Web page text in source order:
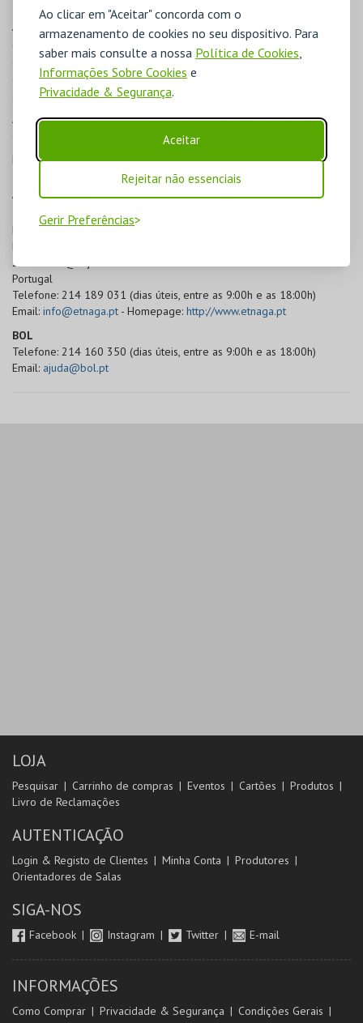
Ao clicar em "Aceitar" concorda com o
armazenamento de cookies no seu dispositivo. Para
saber mais consulte a nossa Política de Cookies
Informações Sobre Cookies e
Privacidade & Segurança.
Aceitar
Rejeitar não essenciais
Gerir Preferências
AOS PRESTADORES DE SERVIÇOS
O aumento do âmbito dos serviços prestados por qualquer
estabelecimento é reconhecido como uma mais-valia para os seus
clientes que encontram no mesmo espaço a oportunidade de
satisfazer várias necessidades.
A
BOLdispõe de serviços que podem ajudá-lo a diversificar a gama
Para mais informações, contacte-nos eminfo@bol.pt.
A EMPRESA
Etnaga
, Consultores Sistemas de Informação, Lda.
Nº Contribuinte: 502669730
Rua Cesário Verde, 35-E
2790-491 Queijas
Portugal
Telefone: 214 189 031 (dias úteis, entre as 9:00h e as 18:00h)
Email: info@etnaga.pt - Homepage: http://www.etnaga.pt
BOL
Telefone: 214 160 350 (dias úteis, entre as 9:00h e as 18:00h)
Email: ajuda@bol.pt
LOJA
Pesquisar Carrinho de compras Eventos Cartões
Produtos
Livro de Reclamações
AUTENTICAÇÃO
Login & Registo de Clientes Minha Conta
Produtores
Orientadores de Salas
SIGA-NOS
Facebook Instagram Twitter E-mail
INFORMAÇÕES
Como Comprar Privacidade & Segurança
Condições Gerais